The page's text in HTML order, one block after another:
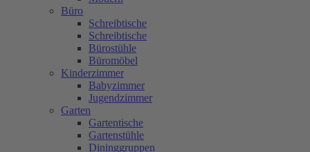
Büro
Schreibtische
Schreibtische
Bürostühle
Büromöbel
Kinderzimmer
Babyzimmer
Jugendzimmer
Garten
Gartentische
Gartenstühle
Dininggruppen